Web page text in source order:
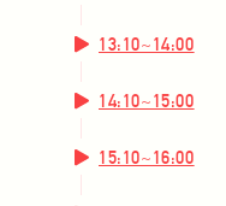
13:10~14:00
14:10~15:00
15:10~16:00